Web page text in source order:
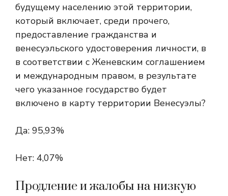
будущему населению этой территории,
который включает, среди прочего,
предоставление гражданства и
венесуэльского удостоверения личности, в
в соответствии с Женевским соглашением
и международным правом, в результате
чего указанное государство будет
включено в карту территории Венесуэлы?
Да: 95,93%
Нет: 4,07%
Продление и жалобы на низкую